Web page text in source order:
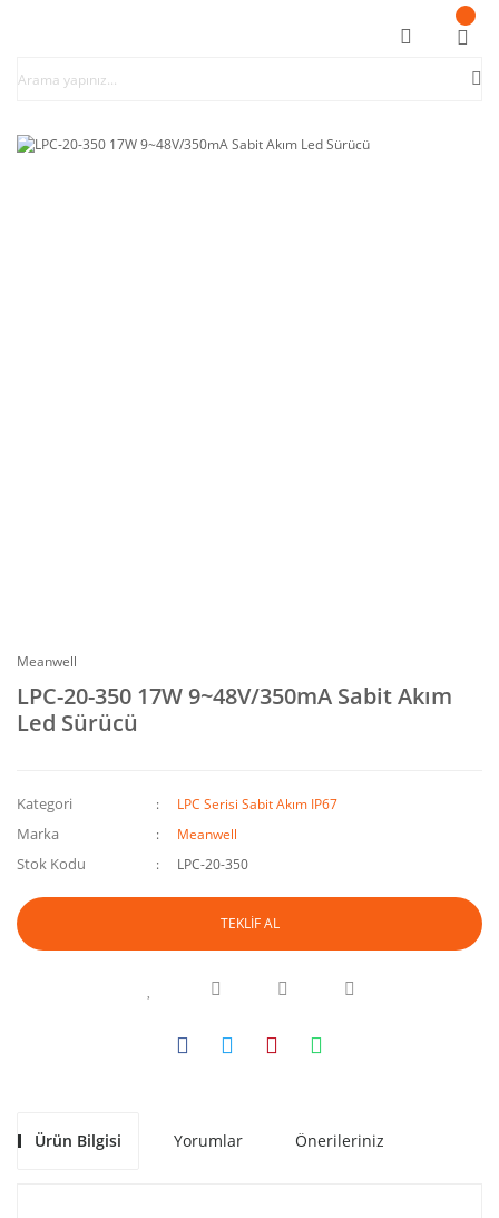
Meanwell
LPC-20-350 17W 9~48V/350mA Sabit Akım
Led Sürücü
Kategori LPC Serisi Sabit Akım IP67
Marka Meanwell
Stok Kodu LPC-20-350
TEKLİF AL
Ürün Bilgisi Yorumlar Önerileriniz